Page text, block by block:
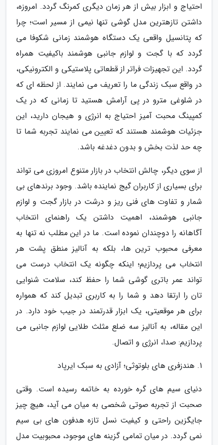
احتیاج و ابزار بیش از هر زمان دیگری کمرنگ گردد. امروزه،
داشتن تازهترین مدل گوشی تنها نیمی از مسیر است؛ چرا
که پتانسیل واقعی یک دستگاه هوشمند زمانی شکوفا می
گردد که با گجت و لوازم جانبی هوشمند باکیفیت همراه
گردد. این تجهیزات فراتر از قطعاتی پلاستیکی و الکترونیکی،
در واقع سبک زندگی ما را تعریف می نمایند. از لحظه ای که
در شلوغی مترو در پی آرامش هستید تا زمانی که در یک
کمپینگ محبت آمیز احتیاج به انرژی و هیجان دارید، این
جزئیات هوشمند هستند که تعیین می نمایند تجربه شما تا
چه حد لذت بخش و بدون دغدغه باشد.
از سوی دیگر، چالش انتخاب در بازار متنوع امروزی می تواند
برای بسیاری از کاربران گیج نماینده باشد. وجود برندهای بی
شمار و تفاوت های فنی ریز و درشت در بازار گجت و لوازم
جانبی هوشمند، اهمیت داشتن یک راهنمای انتخاب
آگاهانه را دوچندان نموده است. ما در این مطلب نه تنها به
معرفی محبوب ترین ها، بلکه به آنالیز منطق پشت هر
انتخاب می پردازیم؛ اینکه چگونه یک انتخاب درست می
تواند عمر باتری گوشی شما را حفظ کند، سلامت شنوایی
تان را ارتقا دهد و شما را به کاربری تبدیل کند که همواره
برای هر موقعیتی، یک ابزار قدرتمند در جیب خود دارد. در
این مقاله، به آنالیز سه ضلع مثلث طلایی لوازم جانبی می
پردازیم: صدا، انرژی و اتصال.
1. هندزفری های بلوتوثی؛ آزادی به سبک ایرپاد
دنیای سیم های گره خورده به خاتمه رسیده است. وقتی
صحبت از تجربه صوتی شخصی به میان می آید، هیچ چیز
جایگزین راحتی و کیفیت نسل تازه هدفون های بی سیم
نمی گردد. در میان تمامی گزینه های موجود، محبوبیت مدل